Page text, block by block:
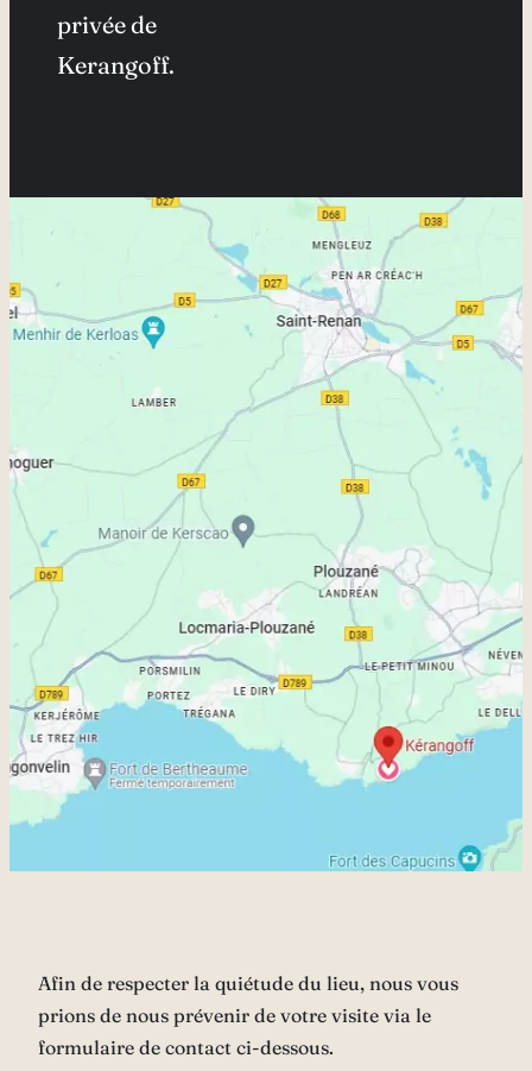
privée de
Kerangoff.
Afin de respecter la quiétude du lieu, nous vous
prions de nous prévenir de votre visite via le
formulaire de contact ci-dessous.